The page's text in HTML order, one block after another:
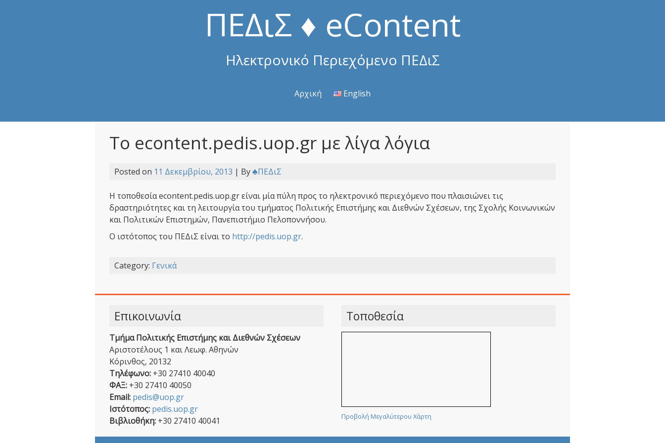
ΠΕΔιΣ ♦ eContent
Ηλεκτρονικό Περιεχόμενο ΠΕΔιΣ
Αρχική English
Το econtent.pedis.uop.gr με λίγα λόγια
Posted on 11 Δεκεμβρίου, 2013 | By♣ΠΕΔιΣ
Η τοποθεσία econtent.pedis.uop.gr είναι μία πύλη προς το ηλεκτρονικό περιεχόμενο που πλαισιώνει τις
δραστηριότητες και τη λειτουργία του τμήματος Πολιτικής Επιστήμης και Διεθνών Σχέσεων, της Σχολής Κοινωνικών
και Πολιτικών Επιστημών, Πανεπιστήμιο Πελοποννήσου.
Ο ιστότοπος του ΠΕΔιΣ είναι το http://pedis.uop.gr.
Category: Γενικά
Τοποθεσία
Προβολή Μεγαλύτερου Χάρτη
Επικοινωνία
Τμήμα Πολιτικής Επιστήμης και Διεθνών Σχέσεων
Αριστοτέλους 1 και Λεωφ. Αθηνών
Κόρινθος, 20132
Τηλέφωνο:+30 27410 40040
ΦΑΞ:+30 27410 40050
Email:pedis@uop.gr
Ιστότοπος:pedis.uop.gr
Βιβλιοθήκη:+30 27410 40041